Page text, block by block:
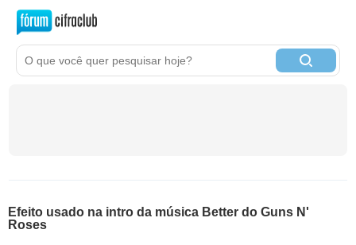
Efeito usado na intro da música Better do Guns N'
Roses